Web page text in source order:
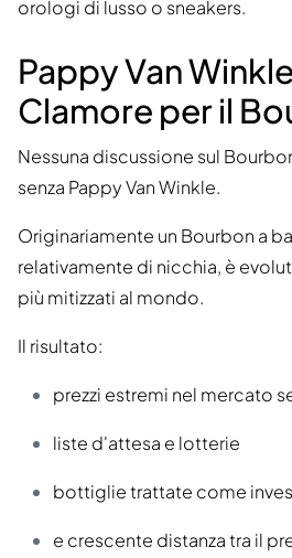
orologi di lusso o sneakers.
Pappy Van
Clamore per il
Nessuna discussione sul
senza Pappy Van Winkle.
Originariamente un Bourbon a
relativamente di nicchia, è
più mitizzati al mondo.
Il risultato:
prezzi estremi nel mercato
liste d'attesa e lotterie
bottiglie trattate come
e crescente distanza tra il